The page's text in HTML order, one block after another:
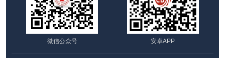
微信公众号 安卓APP